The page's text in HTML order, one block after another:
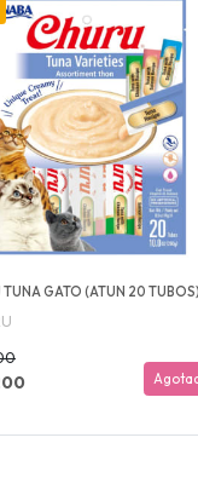
TUNA GATO (ATUN 20